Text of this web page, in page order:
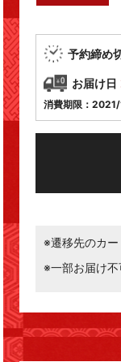
予約締め
お届け日
消費期限：
※遷移先のカー
※一部お届け不